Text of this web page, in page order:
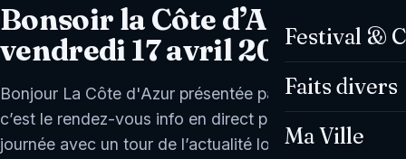
Festival &
Faits divers
Ma Ville
Bonsoir la Côte d’Azur du
vendredi 17 avril 2026
Bonjour La Côte d'Azur présentée par Céline Moncel,
c’est le rendez-vous info en direct pour démarrer la
journée avec un tour de l’actualité locale, la météo, les